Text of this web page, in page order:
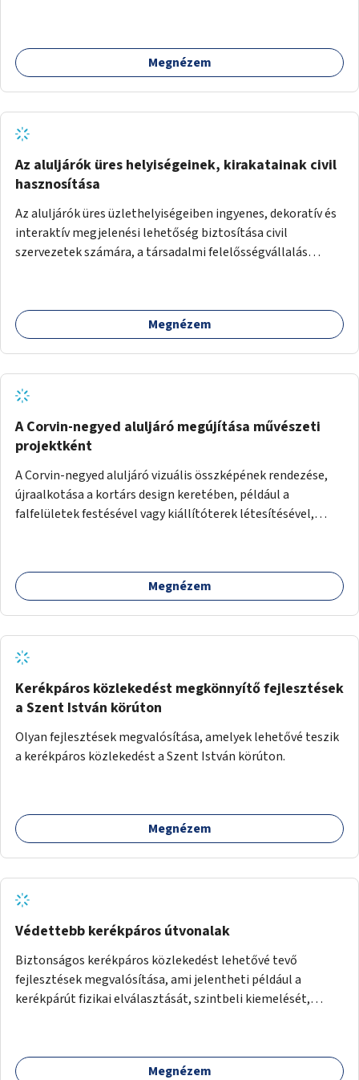
Megnézem
Az aluljárók üres helyiségeinek, kirakatainak civil
hasznosítása
Az aluljárók üres üzlethelyiségeiben ingyenes, dekoratív és
interaktív megjelenési lehetőség biztosítása civil
szervezetek számára, a társadalmi felelősségvállalás
például rajzokkal, kérdésekkel, üzenetküldési lehetőséggel
vagy akciónapokkal – bérleti és közüzemi díjak nélkül, a
Megnézem
A Corvin-negyed aluljáró megújítása művészeti
projektként
A Corvin-negyed aluljáró vizuális összképének rendezése,
újraalkotása a kortárs design keretében, például a
falfelületek festésével vagy kiállítóterek létesítésével,
bemutatkozásra, szélesebb körben való ismertségre.
Megnézem
Kerékpáros közlekedést megkönnyítő fejlesztések
a Szent István körúton
Olyan fejlesztések megvalósítása, amelyek lehetővé teszik
a kerékpáros közlekedést a Szent István körúton.
Megnézem
Védettebb kerékpáros útvonalak
Biztonságos kerékpáros közlekedést lehetővé tevő
fejlesztések megvalósítása, ami jelentheti például a
kerékpárút fizikai elválasztását, szintbeli kiemelését,
vagy akár egyes egyirányú utcák megnyitását
szembeforgalmú kerékpározásra.
Megnézem